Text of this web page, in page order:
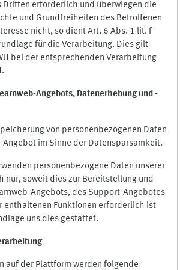
Dritten erforderlich und überwiegen die
und Grundfreiheiten des Betroffenen
nicht, so dient Art. 6 Abs. 1 lit. f
für die Verarbeitung. Dies gilt
bei der entsprechenden Verarbeitung
Angebots, Datenerhebung und -
von personenbezogenen Daten
Angebot im Sinne der Datensparsamkeit.
personenbezogene Daten unserer
nur, soweit dies zur Bereitstellung und
Angebots, des Support-Angebotes
enthaltenen Funktionen erforderlich ist
uns dies gestattet.
auf der Plattform werden folgende